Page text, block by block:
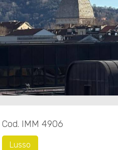
Cod. IMM 4906
Lusso